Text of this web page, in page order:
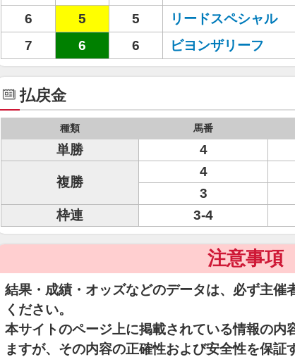
6
5 5 リードスペシャル
7
6 6 ビヨンザリーフ
払戻金
種類 馬番
単勝 4
複勝
4
3
枠連
3-4
注意事項
結果・成績・オッズなどのデータは、必ず主催
ください。
本サイトのページ上に掲載されている情報の内
ますが、その内容の正確性および安全性を保証